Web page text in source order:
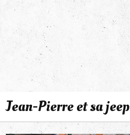
Jean-Pierre et sa jeep